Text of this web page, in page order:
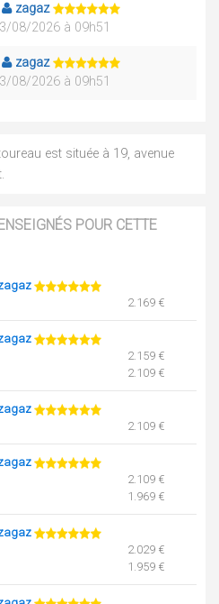
zagaz
08/2026 à 09h51
zagaz
08/2026 à 09h51
est située à 19, avenue
POUR CETTE
2.169 €
2.159 €
2.109 €
2.109 €
2.109 €
1.969 €
2.029 €
1.959 €